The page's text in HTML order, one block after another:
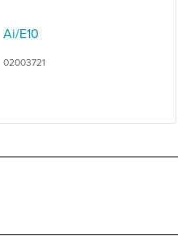
Ai/E10
02003721